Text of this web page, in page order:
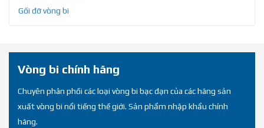
Gối đỡ vòng bi
Vòng bi chính hãng
Chuyên phân phối các loại vòng bi bạc đạn của các hãng sản
xuất vòng bi nổi tiếng thế giới. Sản phẩm nhập khẩu chính
hãng.